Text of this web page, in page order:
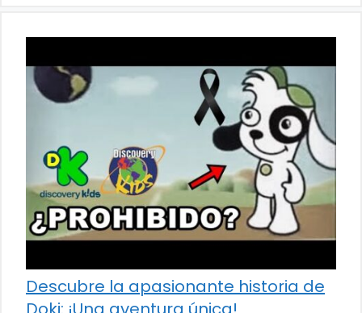
Descubre la apasionante historia de